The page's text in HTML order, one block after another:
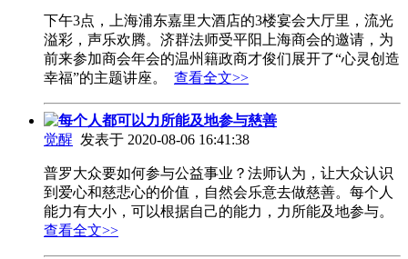
下午3点，上海浦东嘉里大酒店的3楼宴会大厅里，流光
溢彩，声乐欢腾。济群法师受平阳上海商会的邀请，为
前来参加商会年会的温州籍政商才俊们展开了“心灵创造
幸福”的主题讲座。 查看全文>>
每个人都可以力所能及地参与慈善
觉醒 发表于 2020-08-06 16:41:38
普罗大众要如何参与公益事业？法师认为，让大众认识
到爱心和慈悲心的价值，自然会乐意去做慈善。每个人
能力有大小，可以根据自己的能力，力所能及地参与。
查看全文>>